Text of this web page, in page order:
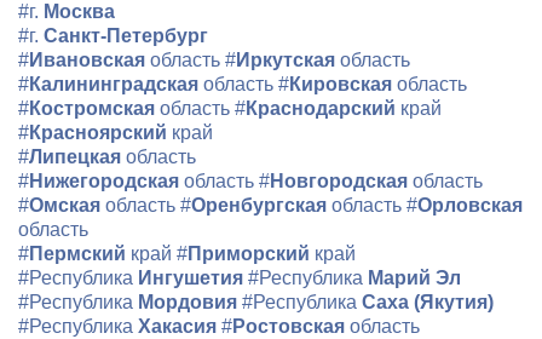
#г. Москва
#г. Санкт-Петербург
#Ивановская область #Иркутская область
#Калининградская область #Кировская область
#Костромская область #Краснодарский край
#Красноярский край
#Липецкая область
#Нижегородская область #Новгородская область
#Омская область #Оренбургская область #Орловская
область
#Пермский край #Приморский край
#Республика Ингушетия #Республика Марий Эл
#Республика Мордовия #Республика Саха (Якутия)
#Республика Хакасия #Ростовская область